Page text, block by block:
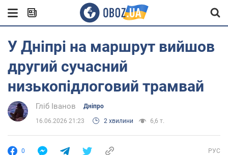
У Дніпрі на маршрут вийшов
другий сучасний
низькопідлоговий трамвай
Гліб Іванов Дніпро
16.06.2026 21:23 2 хвилини 6,6 т.
0 РУС